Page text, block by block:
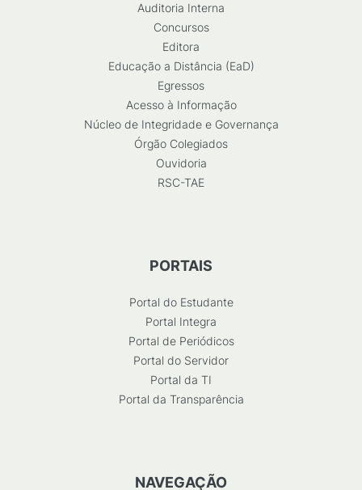
Auditoria Interna
Concursos
Editora
Educação a Distância (EaD)
Egressos
Acesso à Informação
Núcleo de Integridade e Governança
Órgão Colegiados
Ouvidoria
RSC-TAE
PORTAIS
Portal do Estudante
Portal Integra
Portal de Periódicos
Portal do Servidor
Portal da TI
Portal da Transparência
NAVEGAÇÃO